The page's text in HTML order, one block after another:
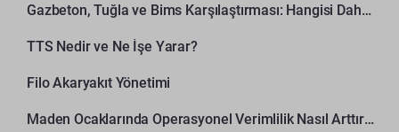
Gazbeton, Tuğla ve Bims Karşılaştırması: Hangisi Daha Avantajlı?
TTS Nedir ve Ne İşe Yarar?
Filo Akaryakıt Yönetimi
Maden Ocaklarında Operasyonel Verimlilik Nasıl Arttırılır?